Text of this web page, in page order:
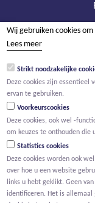
Wij gebruiken cookies
Lees meer
Strikt noodzakelijke
Deze cookies zijn essentieel
ervan te gebruiken.
Voorkeurscookies
Deze cookies, ook wel -
om keuzes te onthouden die
Statistics cookies
Deze cookies worden ook
over hoe u een website
links u hebt geklikt. Geen
identificeren. Het is allemaal